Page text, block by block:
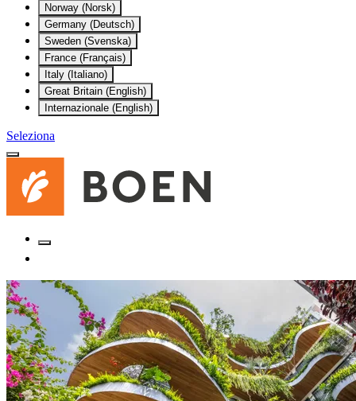
Norway (Norsk)
Germany (Deutsch)
Sweden (Svenska)
France (Français)
Italy (Italiano)
Great Britain (English)
Internazionale (English)
Seleziona